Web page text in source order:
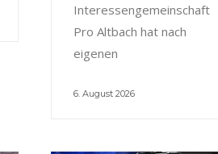
Interessengemeinschaft
Pro Altbach hat nach
eigenen
6. August 2026